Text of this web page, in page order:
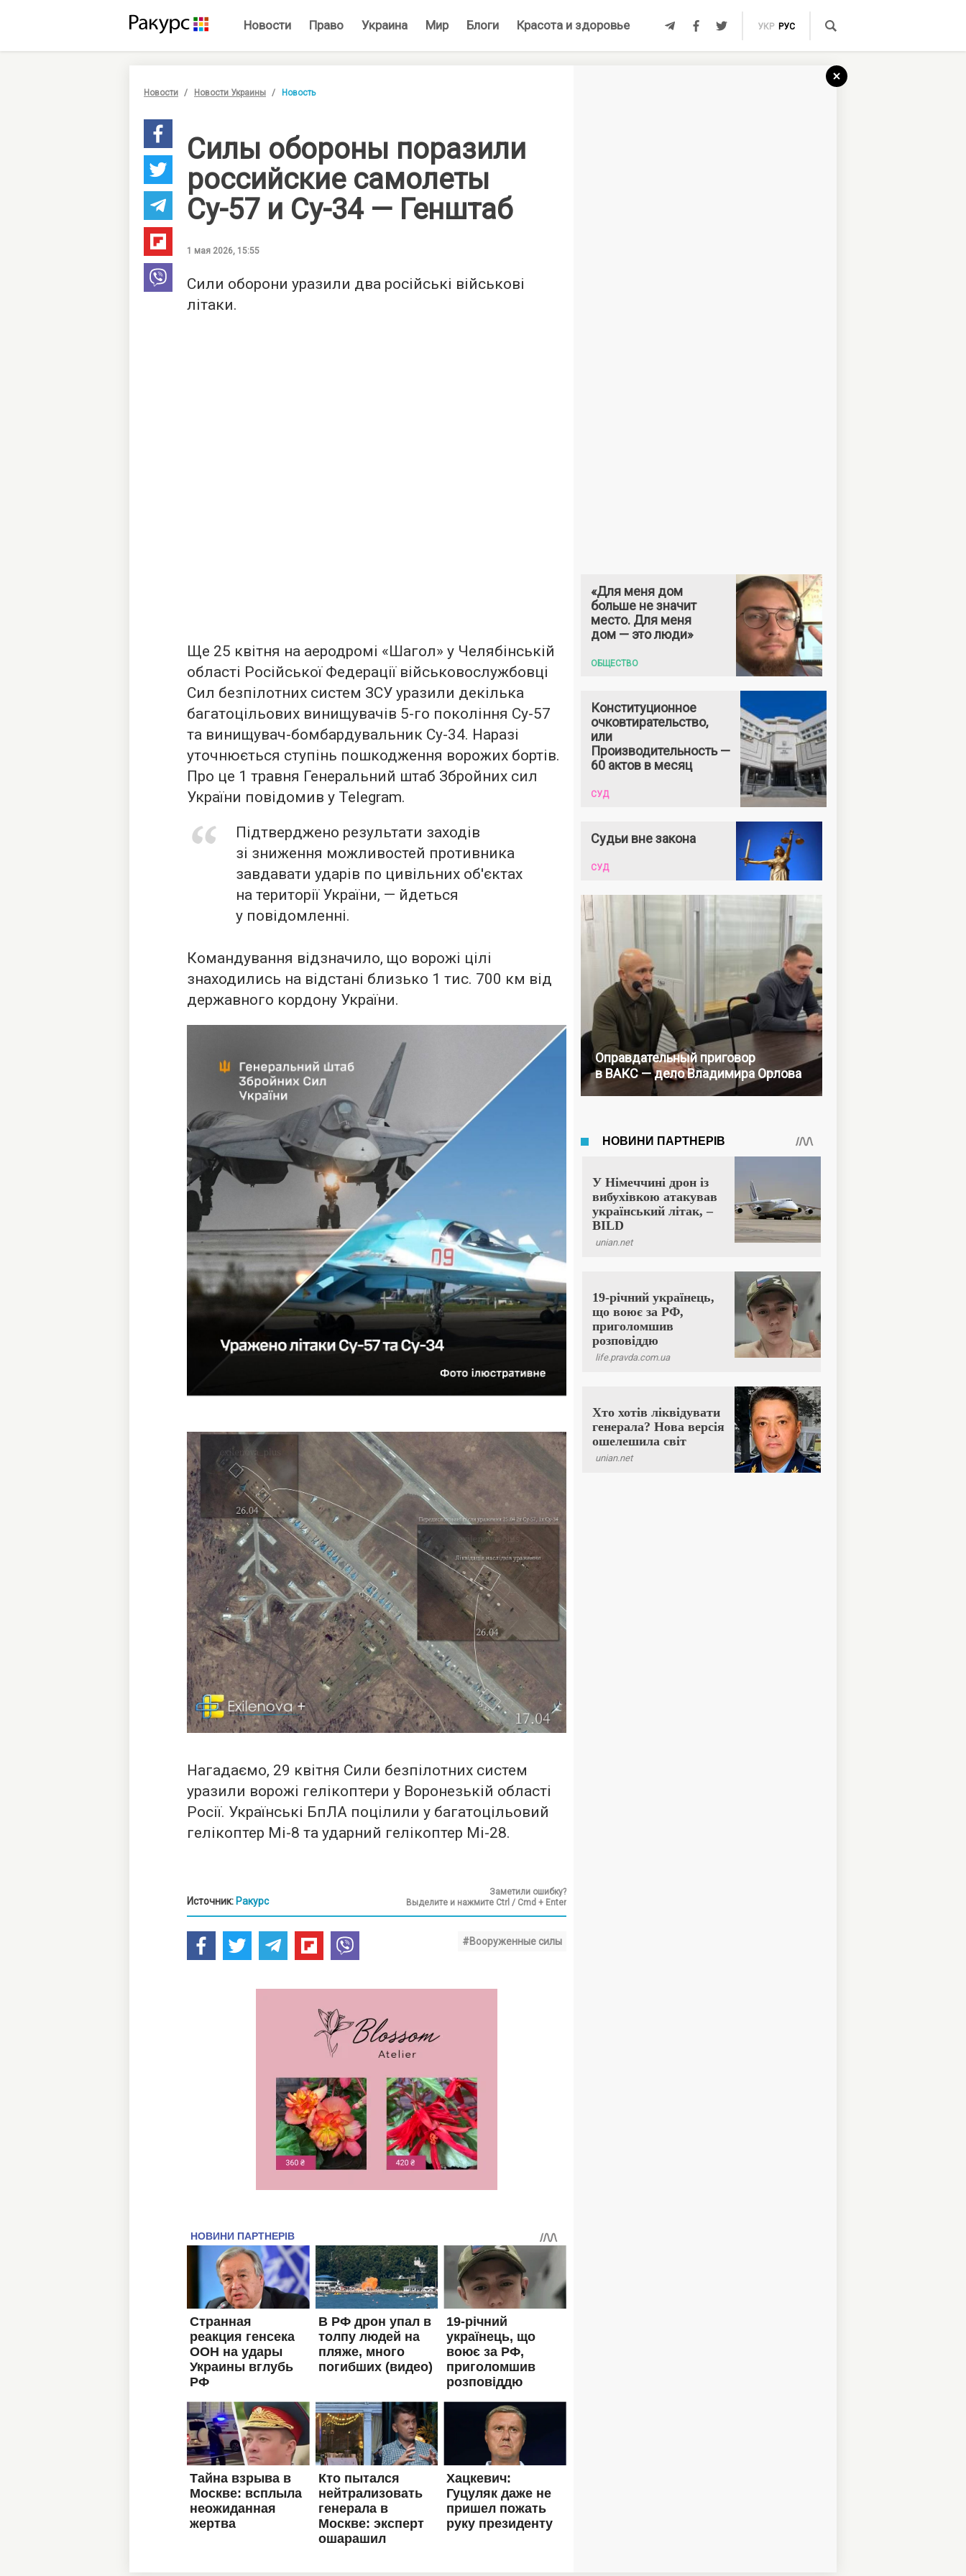
Новости Право Украина Мир Блоги Красота и здоровье УКР РУС
Новости Новости Украины Новость
Силы обороны поразили
российские самолеты
Су-57 и Су-34 — Генштаб
1 мая 2026, 15:55
Сили оборони уразили два російські військові
літаки.
Ще 25 квітня на аеродромі «Шагол» у Челябінській
області Російської Федерації військовослужбовці
Сил безпілотних систем ЗСУ уразили декілька
багатоцільових винищувачів 5-го покоління Су-57
та винищувач-бомбардувальник Су-34. Наразі
уточнюється ступінь пошкодження ворожих бортів.
Про це 1 травня Генеральний штаб Збройних сил
України повідомив у Telegram.
Підтверджено результати заходів
зі зниження можливостей противника
завдавати ударів по цивільних об'єктах
на території України, — йдеться
у повідомленні.
Командування відзначило, що ворожі цілі
знаходились на відстані близько 1 тис. 700 км від
державного кордону України.
Нагадаємо, 29 квітня Сили безпілотних систем
уразили ворожі гелікоптери у Воронезькій області
Росії. Українські БпЛА поцілили у багатоцільовий
гелікоптер Мі-8 та ударний гелікоптер Мі-28.
Источник: Ракурс
Заметили ошибку?
Выделите и нажмите Ctrl / Cmd + Enter
#Вооруженные силы
«Для меня дом
больше не значит
место. Для меня
дом — это люди»
ОБЩЕСТВО
Конституционное
очковтирательство,
или
Производительность —
60 актов в месяц
СУД
Судьи вне закона
СУД
Оправдательный приговор
в ВАКС — дело Владимира Орлова